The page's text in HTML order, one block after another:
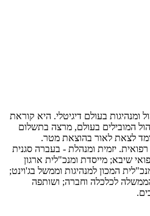
ומנהיגות בעולם דיגיטלי. היא קוראת
המובילים בעולם, מרצה בתשלום
לצאת לאור בהוצאת מטר.
יזמית ומנהלת - בעברה סגנית
שיבא; מייסדת ומנכ"לית ארגון
המכון למנהיגות וממשל בג'וינט;
לכלכלה וחברה; ושותפה